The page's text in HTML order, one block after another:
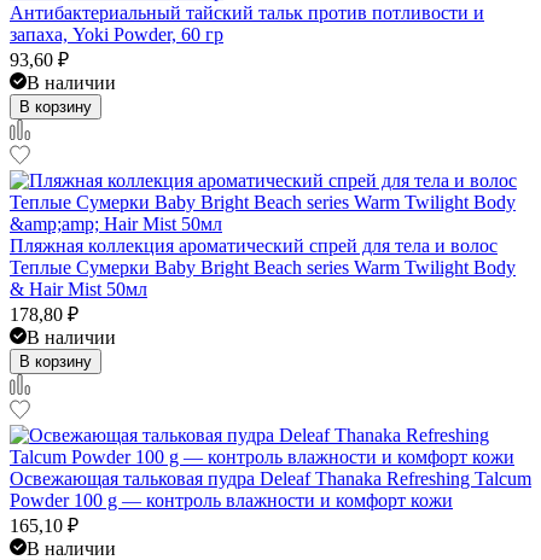
Антибактериальный тайский тальк против потливости и
запаха, Yoki Powder, 60 гр
93,60 ₽
В наличии
В корзину
Пляжная коллекция ароматический спрей для тела и волос
Теплые Сумерки Baby Bright Beach series Warm Twilight Body
& Hair Mist 50мл
178,80 ₽
В наличии
В корзину
Освежающая тальковая пудра Deleaf Thanaka Refreshing Talcum
Powder 100 g — контроль влажности и комфорт кожи
165,10 ₽
В наличии